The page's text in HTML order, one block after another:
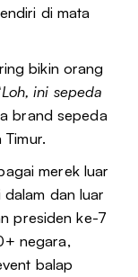
di mata
bikin orang
ini sepeda
brand sepeda
merek luar
dan luar
presiden ke-7
negara,
balap